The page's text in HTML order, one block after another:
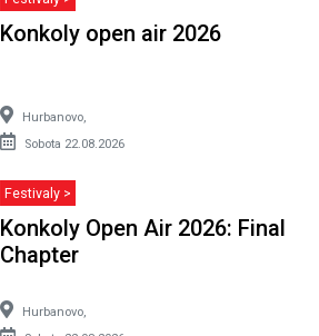
Konkoly open air 2026
Hurbanovo,
Sobota 22.08.2026
Festivaly >
Konkoly Open Air 2026: Final
Chapter
Hurbanovo,